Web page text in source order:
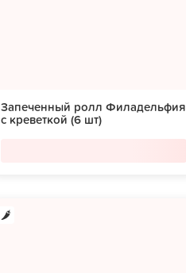
Запеченный ролл Филадельфия
с креветкой (6 шт)